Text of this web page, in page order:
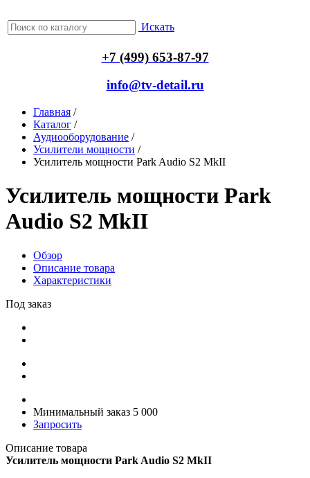
Искать
+7 (499) 653-87-97
info@tv-detail.ru
Главная /
Каталог /
Аудиооборудование /
Усилители мощности /
Усилитель мощности Park Audio S2 MkII
Усилитель мощности Park
Audio S2 MkII
Обзор
Описание товара
Характеристики
Под заказ
Минимальный заказ 5 000
Запросить
Описание товара
Усилитель мощности Park Audio S2 MkII